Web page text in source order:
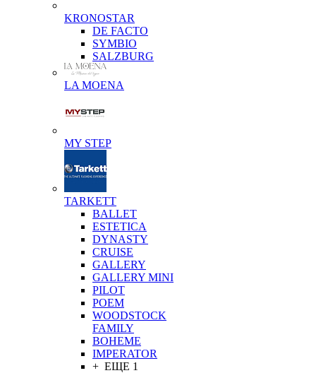
KRONOSTAR
DE FACTO
SYMBIO
SALZBURG
LA MOENA
MY STEP
TARKETT
BALLET
ESTETICA
DYNASTY
CRUISE
GALLERY
GALLERY MINI
PILOT
POEM
WOODSTOCK
FAMILY
BOHEME
IMPERATOR
+ ЕЩЕ 1